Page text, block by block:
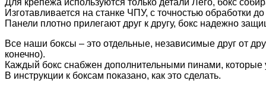
Для крепежа используются только детали Лего, бокс
Изготавливается на станке ЧПУ, с точностью обработки
Панели плотно прилегают друг к другу, бокс надежно
Все наши боксы – это отдельные, независимые друг от
конечно).
Каждый бокс снабжен дополнительными пинами,
В инструкции к боксам показано, как это сделать.